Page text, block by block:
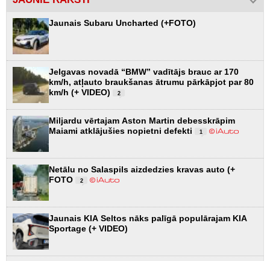
Jaunais Subaru Uncharted (+FOTO)
Jelgavas novadā “BMW” vadītājs brauc ar 170
km/h, atļauto braukšanas ātrumu pārkāpjot par 80
km/h (+ VIDEO)
2
Miljardu vērtajam Aston Martin debesskrāpim
Maiami atklājušies nopietni defekti
1
Netālu no Salaspils aizdedzies kravas auto (+
FOTO
2
Jaunais KIA Seltos nāks palīgā populārajam KIA
Sportage (+ VIDEO)